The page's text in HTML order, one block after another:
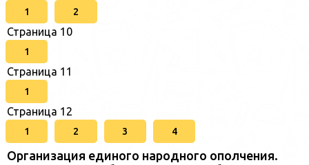
1 2
Страница 10
1
Страница 11
1
Страница 12
1 2 3 4
Организация единого народного ополчения.